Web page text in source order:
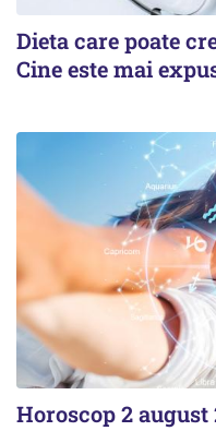
Dieta care poate
Cine este mai
Horoscop 2